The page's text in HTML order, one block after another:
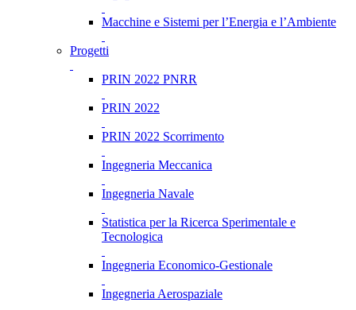
Macchine e Sistemi per l’Energia e l’Ambiente
Progetti
PRIN 2022 PNRR
PRIN 2022
PRIN 2022 Scorrimento
Ingegneria Meccanica
Ingegneria Navale
Statistica per la Ricerca Sperimentale e
Tecnologica
Ingegneria Economico-Gestionale
Ingegneria Aerospaziale